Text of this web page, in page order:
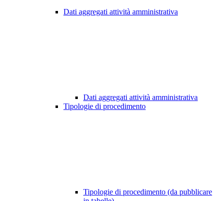
Dati aggregati attività amministrativa
Dati aggregati attività amministrativa
Tipologie di procedimento
Tipologie di procedimento (da pubblicare